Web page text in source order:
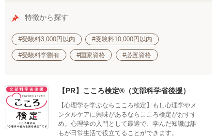
特徴から探す
#受験料3,000円以内 #受験料10,000円以内
#受験料学割有 #国家資格 #必置資格
【PR】こころ検定®（文部科学省後援）
【心理学を学ぶならこころ検定】もし心理学やメ
ンタルケアに興味があるならこころ検定がおすす
め。心理学の入門として最適で、学んだ知識は誰
もが日常生活で役立てることができます。